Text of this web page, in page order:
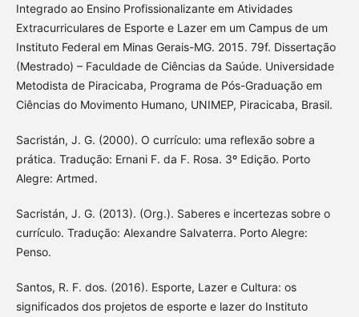
Integrado ao Ensino Profissionalizante em Atividades
Extracurriculares de Esporte e Lazer em um Campus de um
Instituto Federal em Minas Gerais-MG. 2015. 79f. Dissertação
(Mestrado) – Faculdade de Ciências da Saúde. Universidade
Metodista de Piracicaba, Programa de Pós-Graduação em
Ciências do Movimento Humano, UNIMEP, Piracicaba, Brasil.
Sacristán, J. G. (2000). O currículo: uma reflexão sobre a
prática. Tradução: Ernani F. da F. Rosa. 3º Edição. Porto
Alegre: Artmed.
Sacristán, J. G. (2013). (Org.). Saberes e incertezas sobre o
currículo. Tradução: Alexandre Salvaterra. Porto Alegre:
Penso.
Santos, R. F. dos. (2016). Esporte, Lazer e Cultura: os
significados dos projetos de esporte e lazer do Instituto